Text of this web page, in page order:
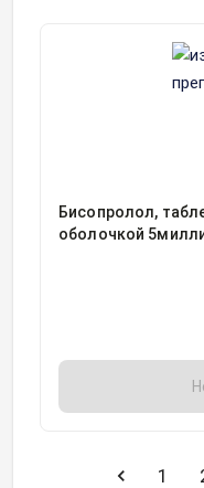
Бисопролол,
оболочкой
1